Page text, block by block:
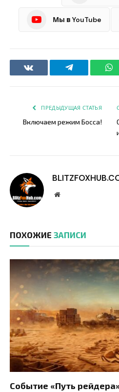
Мы в YouTube
VKontakteTelegram
ПРЕДЫДУЩАЯ СТАТЬЯ
Включаем режим Босса!
Website
ПОХОЖИЕ ЗАПИСИ
Событие «Путь